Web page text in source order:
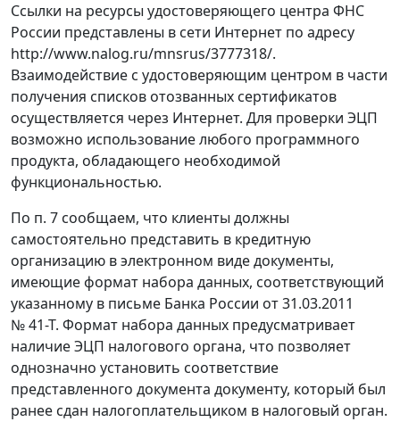
Ссылки на ресурсы удостоверяющего центра ФНС
России представлены в сети Интернет по адресу
http://www.nalog.ru/mnsrus/3777318/.
Взаимодействие с удостоверяющим центром в части
получения списков отозванных сертификатов
осуществляется через Интернет. Для проверки ЭЦП
возможно использование любого программного
продукта, обладающего необходимой
функциональностью.
По п. 7 сообщаем, что клиенты должны
самостоятельно представить в кредитную
организацию в электронном виде документы,
имеющие формат набора данных, соответствующий
указанному в письме Банка России от 31.03.2011
№ 41-Т. Формат набора данных предусматривает
наличие ЭЦП налогового органа, что позволяет
однозначно установить соответствие
представленного документа документу, который был
ранее сдан налогоплательщиком в налоговый орган.